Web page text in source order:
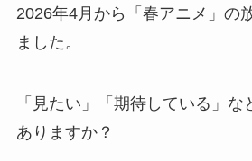
2026年4月から「春アニメ」の
ました。
「見たい」「期待している」
ありますか？